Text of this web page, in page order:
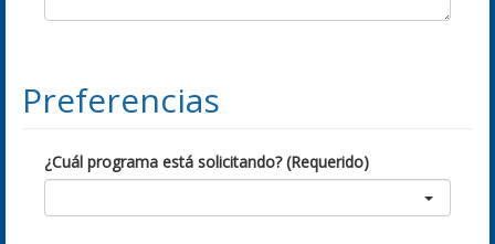
Preferencias
¿Cuál programa está solicitando? (Requerido)